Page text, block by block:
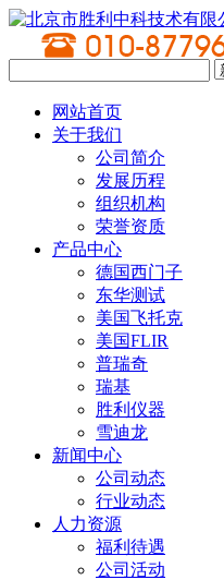
网站首页
关于我们
公司简介
发展历程
组织机构
荣誉资质
产品中心
德国西门子
东华测试
美国飞托克
美国FLIR
普瑞奇
瑞基
胜利仪器
雪迪龙
新闻中心
公司动态
行业动态
人力资源
福利待遇
公司活动